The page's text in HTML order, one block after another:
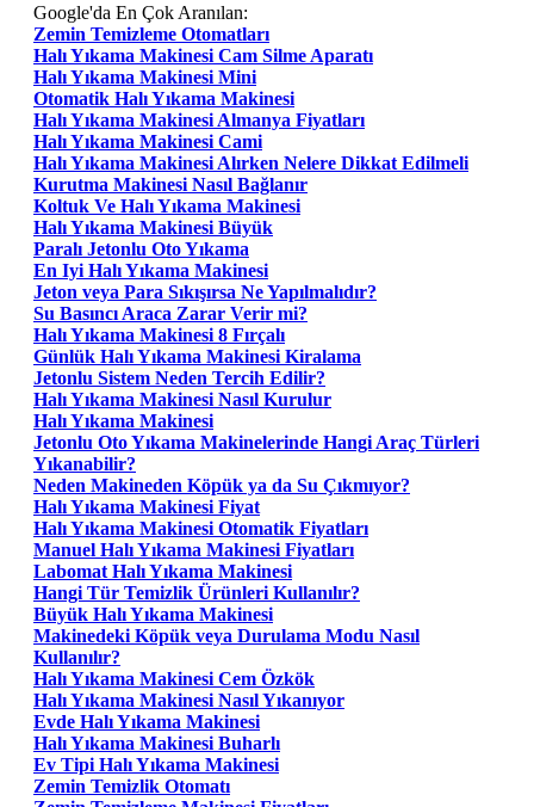
Google'da En Çok Aranılan:
Zemin Temizleme Otomatları
Halı Yıkama Makinesi Cam Silme Aparatı
Halı Yıkama Makinesi Mini
Otomatik Halı Yıkama Makinesi
Halı Yıkama Makinesi Almanya Fiyatları
Halı Yıkama Makinesi Cami
Halı Yıkama Makinesi Alırken Nelere Dikkat Edilmeli
Kurutma Makinesi Nasıl Bağlanır
Koltuk Ve Halı Yıkama Makinesi
Halı Yıkama Makinesi Büyük
Paralı Jetonlu Oto Yıkama
En Iyi Halı Yıkama Makinesi
Jeton veya Para Sıkışırsa Ne Yapılmalıdır?
Su Basıncı Araca Zarar Verir mi?
Halı Yıkama Makinesi 8 Fırçalı
Günlük Halı Yıkama Makinesi Kiralama
Jetonlu Sistem Neden Tercih Edilir?
Halı Yıkama Makinesi Nasıl Kurulur
Halı Yıkama Makinesi
Jetonlu Oto Yıkama Makinelerinde Hangi Araç Türleri
Yıkanabilir?
Neden Makineden Köpük ya da Su Çıkmıyor?
Halı Yıkama Makinesi Fiyat
Halı Yıkama Makinesi Otomatik Fiyatları
Manuel Halı Yıkama Makinesi Fiyatları
Labomat Halı Yıkama Makinesi
Hangi Tür Temizlik Ürünleri Kullanılır?
Büyük Halı Yıkama Makinesi
Makinedeki Köpük veya Durulama Modu Nasıl
Kullanılır?
Halı Yıkama Makinesi Cem Özkök
Halı Yıkama Makinesi Nasıl Yıkanıyor
Evde Halı Yıkama Makinesi
Halı Yıkama Makinesi Buharlı
Ev Tipi Halı Yıkama Makinesi
Zemin Temizlik Otomatı